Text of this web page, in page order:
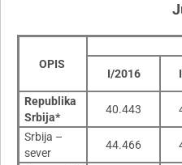
OPIS
I/2016
Republika
Srbija*
40.443
Srbija –
sever
44.466